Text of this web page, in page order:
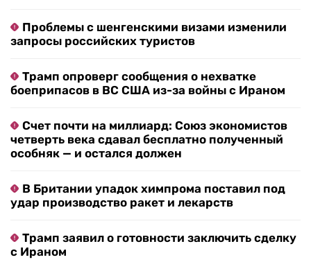
Проблемы с шенгенскими визами изменили
запросы российских туристов
Трамп опроверг сообщения о нехватке
боеприпасов в ВС США из-за войны с Ираном
Счет почти на миллиард: Союз экономистов
четверть века сдавал бесплатно полученный
особняк — и остался должен
В Британии упадок химпрома поставил под
удар производство ракет и лекарств
Трамп заявил о готовности заключить сделку
с Ираном